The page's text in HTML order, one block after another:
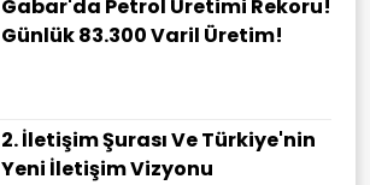
Gabar'da Petrol Üretimi Rekoru!
Günlük 83.300 Varil Üretim!
2. İletişim Şurası Ve Türkiye'nin
Yeni İletişim Vizyonu